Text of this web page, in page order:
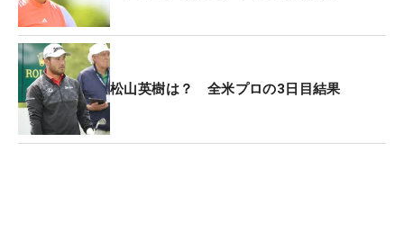
松山英樹は？ 全米プロの3日目結果